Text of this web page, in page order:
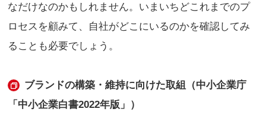
なだけなのかもしれません。いまいちどこれまでのプ
ロセスを顧みて、自社がどこにいるのかを確認してみ
ることも必要でしょう。
ブランドの構築・維持に向けた取組（中小企業庁
「中小企業白書2022年版」）